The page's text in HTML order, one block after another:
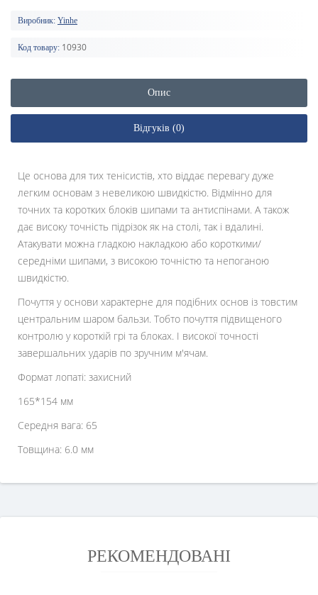
Виробник: Yinhe
Код товару: 10930
Опис
Відгуків (0)
Це основа для тих тенісистів, хто віддає перевагу дуже
легким основам з невеликою швидкістю. Відмінно для
точних та коротких блоків шипами та антиспінами. А також
дає високу точність підрізок як на столі, так і вдалині.
Атакувати можна гладкою накладкою або короткими/
середніми шипами, з високою точністю та непоганою
швидкістю.
Почуття у основи характерне для подібних основ із товстим
центральним шаром бальзи. Тобто почуття підвищеного
контролю у короткій грі та блоках. І високої точності
завершальних ударів по зручним м'ячам.
Формат лопаті: захисний
165*154 мм
Середня вага: 65
Товщина: 6.0 мм
РЕКОМЕНДОВАНІ